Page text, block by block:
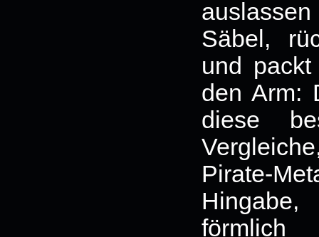
Säbel,
und
den Arm:
diese
Pirate-